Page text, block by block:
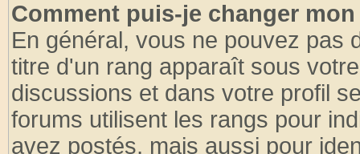
Comment puis-je changer
En général, vous ne pouvez pas
titre d'un rang apparaît sous
discussions et dans votre profil
forums utilisent les rangs pour
avez postés, mais aussi pour